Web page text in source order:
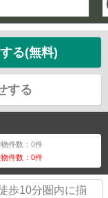
る(無料)
する
件数：0件
件数：0件
歩10分圏内に揃